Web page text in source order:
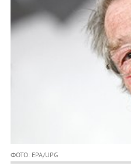
ФОТО: EPA/UPG